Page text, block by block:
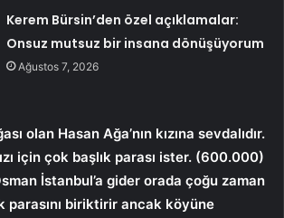
Kerem Bürsin’den özel açıklamalar:
Onsuz mutsuz bir insana dönüşüyorum
Ağustos 7, 2026
olan Hasan Ağa’nın kızına sevdalıdır.
için çok başlık parası ister. (600.000)
İstanbul’a gider orada çoğu zaman
parasını biriktirir ancak köyüne